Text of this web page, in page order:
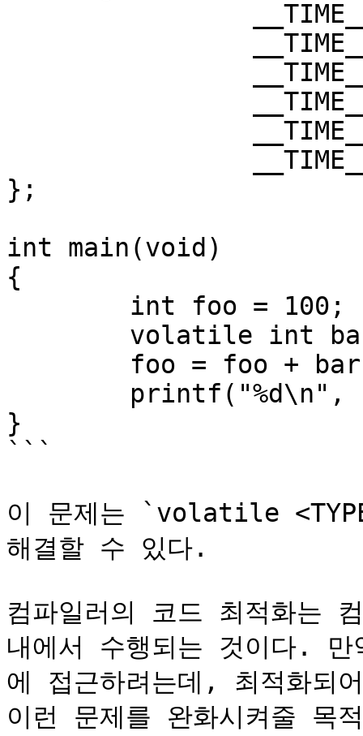
};
int main(void)
{
}
```
이 문제는 `volatile
해결할 수 있다.
컴파일러의 코드 최적화는
내에서 수행되는 것이다.
에 접근하려는데, 최적화되
이런 문제를 완화시켜줄